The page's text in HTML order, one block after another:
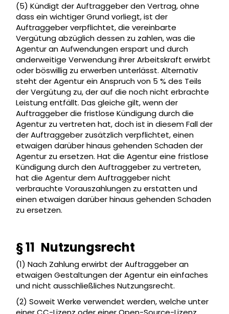
(5) Kündigt der Auftraggeber den Vertrag, ohne
dass ein wichtiger Grund vorliegt, ist der
Auftraggeber verpflichtet, die vereinbarte
Vergütung abzüglich dessen zu zahlen, was die
Agentur an Aufwendungen erspart und durch
anderweitige Verwendung ihrer Arbeitskraft erwirbt
oder böswillig zu erwerben unterlässt. Alternativ
steht der Agentur ein Anspruch von 5 % des Teils
der Vergütung zu, der auf die noch nicht erbrachte
Leistung entfällt. Das gleiche gilt, wenn der
Auftraggeber die fristlose Kündigung durch die
Agentur zu vertreten hat, doch ist in diesem Fall der
der Auftraggeber zusätzlich verpflichtet, einen
etwaigen darüber hinaus gehenden Schaden der
Agentur zu ersetzen. Hat die Agentur eine fristlose
Kündigung durch den Auftraggeber zu vertreten,
hat die Agentur dem Auftraggeber nicht
verbrauchte Vorauszahlungen zu erstatten und
einen etwaigen darüber hinaus gehenden Schaden
zu ersetzen.
§ 11 Nutzungsrecht
(1) Nach Zahlung erwirbt der Auftraggeber an
etwaigen Gestaltungen der Agentur ein einfaches
und nicht ausschließliches Nutzungsrecht.
(2) Soweit Werke verwendet werden, welche unter